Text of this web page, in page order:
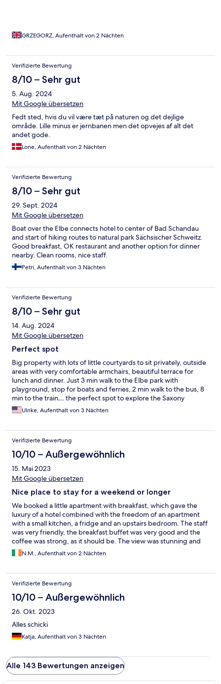
GRZEGORZ, Aufenthalt von 2 Nächten
Verifizierte Bewertung
8/10 – Sehr gut
5. Aug. 2024
Mit Google übersetzen
Fedt sted, hvis du vil være tæt på naturen og det dejlige
område. Lille minus er jernbanen men det opvejes af alt det
andet gode.
Lone, Aufenthalt von 2 Nächten
Verifizierte Bewertung
8/10 – Sehr gut
29. Sept. 2024
Mit Google übersetzen
Boat over the Elbe connects hotel to center of Bad Schandau
and start of hiking routes to natural park Sächsischer Schweitz.
Good breakfast, OK restaurant and another option for dinner
nearby. Clean rooms, nice staff.
Petri, Aufenthalt von 3 Nächten
Verifizierte Bewertung
8/10 – Sehr gut
14. Aug. 2024
Mit Google übersetzen
Perfect spot
Big property with lots of little courtyards to sit privately, outside
areas with very comfortable armchairs, beautiful terrace for
lunch and dinner. Just 3 min walk to the Elbe park with
playground, stop for boats and ferries, 2 min walk to the bus, 8
min to the train… the perfect spot to explore the Saxony
Switzerland area by foot, bike…
Ulrike, Aufenthalt von 3 Nächten
Verifizierte Bewertung
10/10 – Außergewöhnlich
15. Mai 2023
Mit Google übersetzen
Nice place to stay for a weekend or longer
We booked a little apartment with breakfast, which gave the
luxury of a hotel combined with the freedom of an apartment
with a small kitchen, a fridge and an upstairs bedroom. The staff
was very friendly, the breakfast buffet was very good and the
coffee was strong, as it should be. The view was stunning and
one gets a free train/bus/boat pass to go around for hikes.
N.M., Aufenthalt von 2 Nächten
Verifizierte Bewertung
10/10 – Außergewöhnlich
26. Okt. 2023
Alles schicki
Katja, Aufenthalt von 3 Nächten
Alle 143 Bewertungen anzeigen